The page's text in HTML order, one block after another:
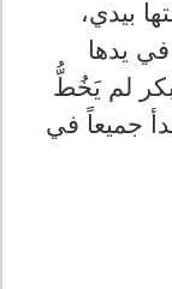
بيدي،
يدها
بكر لم يَخُطُّ
جميعاً في